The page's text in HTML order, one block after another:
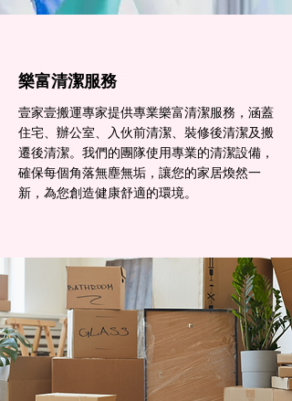
樂富清潔服務
壹家壹搬運專家提供專業樂富清潔服務，涵蓋
住宅、辦公室、入伙前清潔、裝修後清潔及搬
遷後清潔。我們的團隊使用專業的清潔設備，
確保每個角落無塵無垢，讓您的家居煥然一
新，為您創造健康舒適的環境。